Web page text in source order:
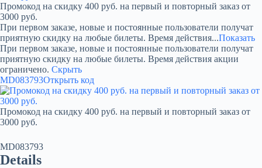
Промокод на скидку 400 руб. на первый и повторный заказ от
3000 руб.
При первом заказе, новые и постоянные пользователи получат
приятную скидку на любые билеты. Время действия...Показать
При первом заказе, новые и постоянные пользователи получат
приятную скидку на любые билеты. Время действия акции
ограничено. Скрыть
MD083793Открыть код
Промокод на скидку 400 руб. на первый и повторный заказ от
3000 руб.
MD083793
Details